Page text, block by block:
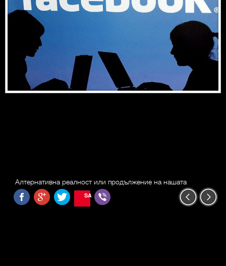
Алтернативна реалност или продължение на нашата
SAVE